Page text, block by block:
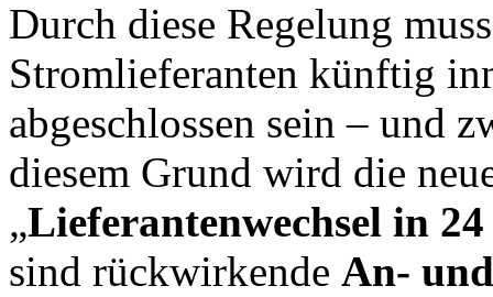
Durch diese Regelung
Stromlieferanten künftig
abgeschlossen sein – und
diesem Grund wird die
„Lieferantenwechsel in
sind rückwirkende An-